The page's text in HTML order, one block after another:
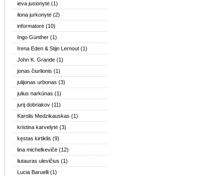
ieva jusionytė (1)
ilona jurkonytė (2)
informatorė (10)
Ingo Günther (1)
Irena Eden & Stijn Lernout (1)
John K. Grande (1)
jonas čiurlionis (1)
julijonas urbonas (3)
julius narkūnas (1)
jurij dobriakov (11)
Karolis Medzikauskas (1)
kristina karvelytė (3)
kęstas kirtiklis (9)
lina michelkevičė (12)
liutauras ulevičius (1)
Lucia Baruelli (1)